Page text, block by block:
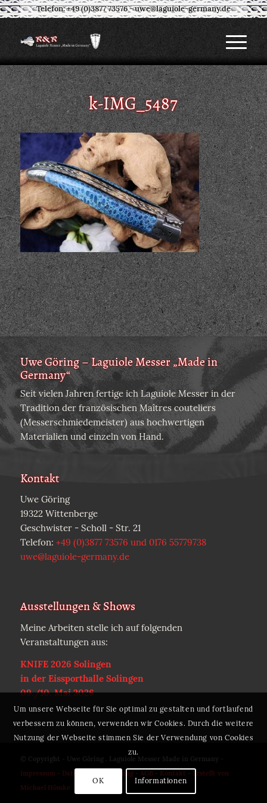
Telefon: +49 (0)3877 73576-uwe@laguiole-germany.de
k-IMG_5487
Uwe Göring – Laguiole Messer „Made in
Germany“
Seit vielen Jahren fertige ich Laguiole Messer in der
Tradition der französischen Maîtres couteliers
(Messerschmiedemeister) aus hochwertigen
Materialien und einzeln von Hand.
Kontakt
Uwe Göring
19322 Wittenberge
Geschwister - Scholl - Str. 21
Telefon: +49 (0)3877 73576 und 0176 55779738
uwe@laguiole-germany.de
Ausstellungen & Shows
Meine Arbeiten stelle ich auf folgenden
Veranstaltungen aus:
KNIFE 2026 Solingen
in der Eissporthalle Solingen
09./10. Mai 2026
© Copyright - Uwe Göring . Laguiole Messer Made in Germany -
Impressum- Datenschutzerklärung- AGB- Kontakt
Erstellt von
Michael Hömke
Um unsere Webseite für Sie optimal zu gestalten und fortlaufend
verbessern zu können, verwenden wir Cookies. Durch die weitere
Nutzung der Webseite stimmen Sie der Verwendung von Cookies
zu.
OK Informationen